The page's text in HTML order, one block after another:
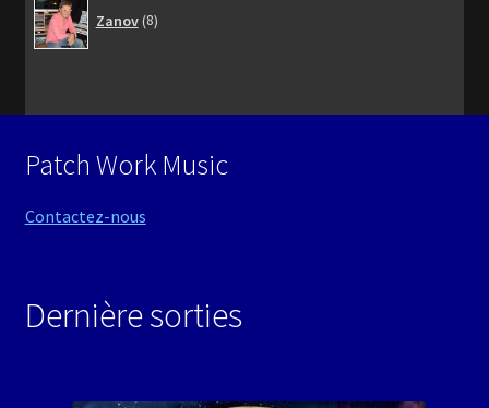
Zanov 8produits
Patch Work Music
Contactez-nous
Dernière sorties